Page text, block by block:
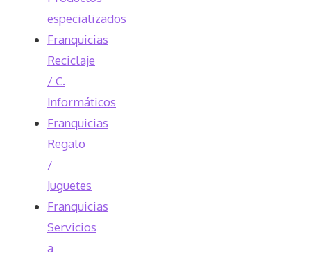
especializados
Franquicias
Reciclaje
/ C.
Informáticos
Franquicias
Regalo
/
Juguetes
Franquicias
Servicios
a